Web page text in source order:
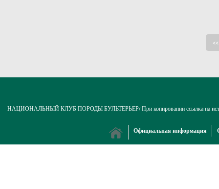
НАЦИОНАЛЬНЫЙ КЛУБ ПОРОДЫ БУЛЬТЕРЬЕР/ При копировании ссылка на
Официальная информация